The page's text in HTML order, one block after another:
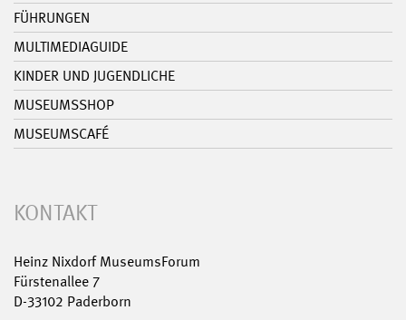
FÜHRUNGEN
MULTIMEDIAGUIDE
KINDER UND JUGENDLICHE
MUSEUMSSHOP
MUSEUMSCAFÉ
KONTAKT
Heinz Nixdorf MuseumsForum
Fürstenallee 7
D-33102 Paderborn